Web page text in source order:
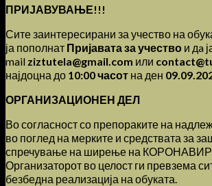
ПРИЈАВУВАЊЕ!!!
Сите заинтересирани за учество на
ја пополнат Пријавата за учество и дa
mail ziztutela@gmail.com или
најдоцна до 10:00 часот на ден
ОРГАНИЗАЦИОНЕН ДЕЛ
Во согласност со препораките на
во поглед на мерките и средствата за
спречување на ширење на
Организаторот во целост ги превзема
безбедна реализација на обуката.